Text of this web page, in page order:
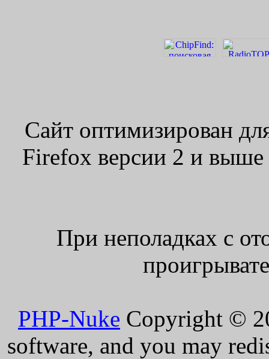
Сайт оптимизирован
Firefox версии 2 и выше
При неполадках с
PHP-Nuke Copyright ©
software, and you may